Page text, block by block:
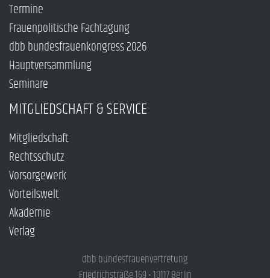
Termine
Frauenpolitische Fachtagung
dbb bundesfrauenkongress 2026
Hauptversammlung
Seminare
MITGLIEDSCHAFT & SERVICE
Mitgliedschaft
Rechtsschutz
Vorsorgewerk
Vorteilswelt
Akademie
Verlag
dbb bundesfrauenvertretung